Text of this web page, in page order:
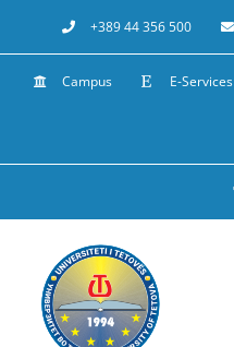
to
content
+389 44 356 500
Campus E-Services